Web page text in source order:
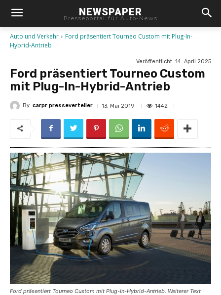
NEWSPAPER
Presseportal für Auto-News
Auto und Verkehr
Ford präsentiert Tourneo Custom mit Plug-In-
Hybrid-Antrieb
Veröffentlicht: 14. April 2025
Ford präsentiert Tourneo Custom
mit Plug-In-Hybrid-Antrieb
By carpr presseverteiler 13. Mai 2019 1442
Ford präsentiert Tourneo Custom mit Plug-In-Hybrid-Antrieb. Weiterer Text